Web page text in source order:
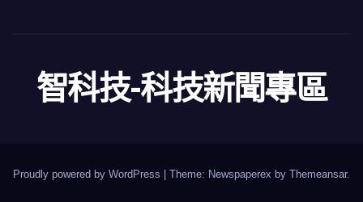
智科技-科技新聞專區
Proudly powered by WordPress Theme: Newspaperex by Themeansar.